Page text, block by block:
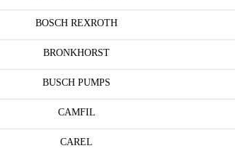
BOSCH REXROTH
BRONKHORST
BUSCH PUMPS
CAMFIL
CAREL